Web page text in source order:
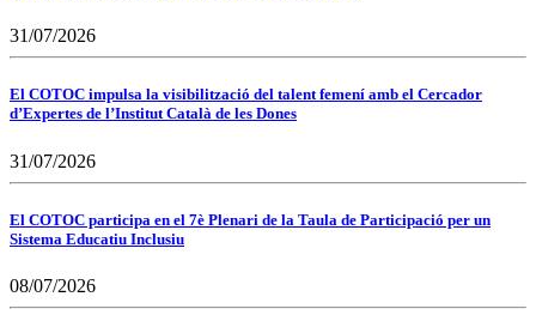
31/07/2026
El COTOC impulsa la visibilització del talent femení amb el Cercador
d’Expertes de l’Institut Català de les Dones
31/07/2026
El COTOC participa en el 7è Plenari de la Taula de Participació per un
Sistema Educatiu Inclusiu
08/07/2026